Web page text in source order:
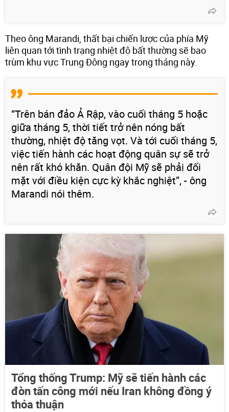
Theo ông Marandi, thất bại chiến lược của phía Mỹ
liên quan tới tình trạng nhiệt độ bất thường sẽ bao
trùm khu vực Trung Đông ngay trong tháng này.
“Trên bán đảo Ả Rập, vào cuối tháng 5 hoặc
giữa tháng 5, thời tiết trở nên nóng bất
thường, nhiệt độ tăng vọt. Và tới cuối tháng 5,
việc tiến hành các hoạt động quân sự sẽ trở
nên rất khó khăn. Quân đội Mỹ sẽ phải đối
mặt với điều kiện cực kỳ khắc nghiệt”, - ông
Marandi nói thêm.
Tổng thống Trump: Mỹ sẽ tiến hành các
đòn tấn công mới nếu Iran không đồng ý
thỏa thuận